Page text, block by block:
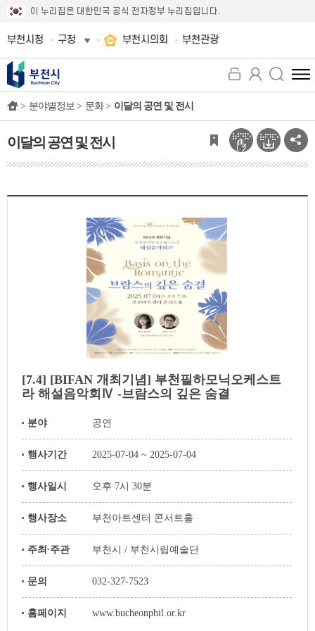
이 누리집은 대한민국 공식 전자정부 누리집입니다.
부천시청 구청 부천시의회 부천관광
전
체
뉴
보
기
> 분야별정보 > 문화 > 이달의 공연 및 전시
이달의 공연 및 전시
[7.4] [BIFAN 개최기념] 부천필하모닉오케스트
라 해설음악회Ⅳ -브람스의 깊은 숨결
분야 공연
행사기간 2025-07-04 ~ 2025-07-04
행사일시 오후 7시 30분
행사장소 부천아트센터 콘서트홀
주최∙주관 부천시 / 부천시립예술단
문의 032-327-7523
홈페이지 www.bucheonphil.or.kr